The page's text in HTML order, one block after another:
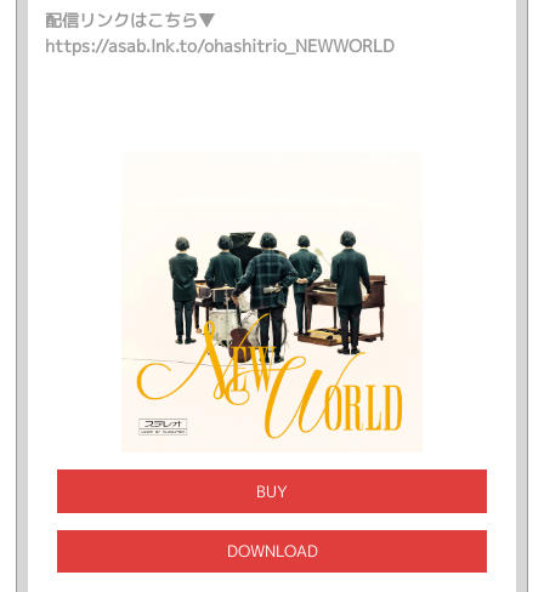
配信リンクはこちら▼
https://asab.lnk.to/ohashitrio_NEWWORLD
BUY
DOWNLOAD